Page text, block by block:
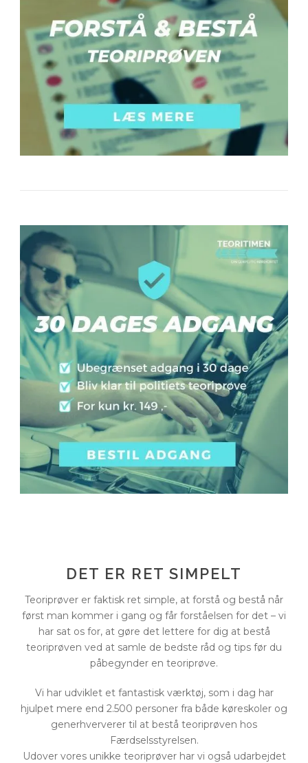
DET ER RET SIMPELT
Teoriprøver er faktisk ret simple, at forstå og bestå når
først man kommer i gang og får forståelsen for det – vi
har sat os for, at gøre det lettere for dig at bestå
teoriprøven ved at samle de bedste råd og tips før du
påbegynder en teoriprøve.
Vi har udviklet et fantastisk værktøj, som i dag har
hjulpet mere end 2.500 personer fra både køreskoler og
generhververer til at bestå teoriprøven hos
Færdselsstyrelsen.
Udover vores unikke teoriprøver har vi også udarbejdet